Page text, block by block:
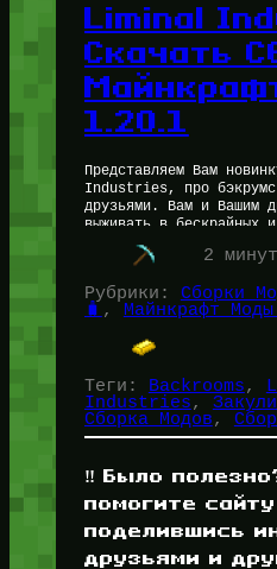
Liminal
Скачать
1.20.1
Представляем Вам
Industries, про бэкрумс
друзьями. Вам и Вашим
выживать в бескрайных
просторах закулисья
2
Рубрики: Сборки
🧳 , Майнкрафт
Теги: Backrooms,
Industries,
Сборка Модов,
‼️ Было
помогите
поделившись
друзьями и